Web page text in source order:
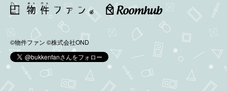
©物件ファン ©株式会社OND